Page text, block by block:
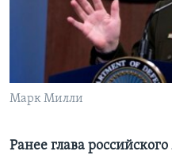
Learning English
СОЦИАЛЬНЫЕ СЕТИ
Языки
Марк Милли
Ранее глава